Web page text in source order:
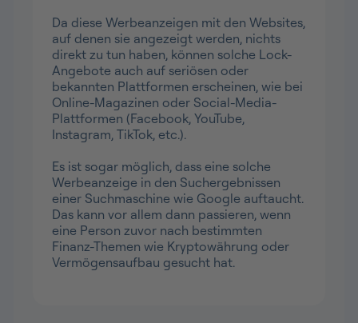
Da diese Werbeanzeigen mit den Websites,
auf denen sie angezeigt werden, nichts
direkt zu tun haben, können solche Lock-
Angebote auch auf seriösen oder
bekannten Plattformen erscheinen, wie bei
Online-Magazinen oder Social-Media-
Plattformen (Facebook, YouTube,
Instagram, TikTok, etc.).
Es ist sogar möglich, dass eine solche
Werbeanzeige in den Suchergebnissen
einer Suchmaschine wie Google auftaucht.
Das kann vor allem dann passieren, wenn
eine Person zuvor nach bestimmten
Finanz-Themen wie Kryptowährung oder
Vermögensaufbau gesucht hat.